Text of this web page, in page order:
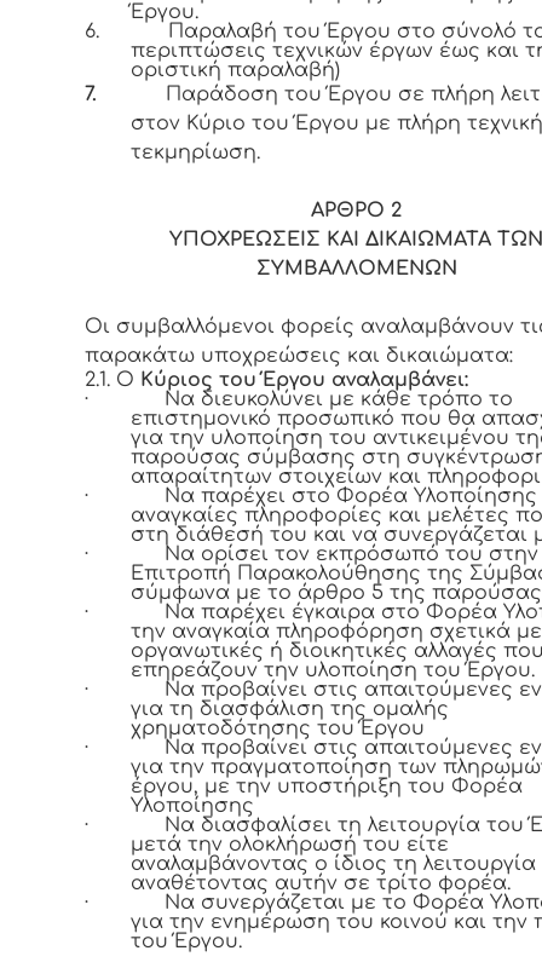
Έργου.
6.
Παραλαβή του Έργου στο σύνολό
περιπτώσεις τεχνικών έργων έως και
οριστική παραλαβή)
7.
Παράδοση του Έργου σε πλήρη
στον Κύριο του Έργου με πλήρη τεχνική
τεκμηρίωση.
ΑΡΘΡΟ 2
ΥΠΟΧΡΕΩΣΕΙΣ ΚΑΙ ΔΙΚΑΙΩΜΑΤΑ
ΣΥΜΒΑΛΛΟΜΕΝΩΝ
Οι συμβαλλόμενοι φορείς αναλαμβάνουν
παρακάτω υποχρεώσεις και δικαιώματα:
2.1. Ο Κύριος του Έργου αναλαμβάνει:
·
Να διευκολύνει με κάθε τρόπο το
επιστημονικό προσωπικό που θα
για την υλοποίηση του αντικειμένου
παρούσας σύμβασης στη
απαραίτητων στοιχείων και
·
Να παρέχει στο Φορέα Υλοποίησης
αναγκαίες πληροφορίες και μελέτες
στη διάθεσή του και να συνεργάζεται
·
Να ορίσει τον εκπρόσωπό του στην
Επιτροπή Παρακολούθησης της
σύμφωνα με το άρθρο 5 της
·
Να παρέχει έγκαιρα στο Φορέα
την αναγκαία πληροφόρηση σχετικά με
οργανωτικές ή διοικητικές αλλαγές
επηρεάζουν την υλοποίηση του Έργου.
·
Να προβαίνει στις απαιτούμενες
για τη διασφάλιση της ομαλής
χρηματοδότησης του Έργου
·
Να προβαίνει στις απαιτούμενες
για την πραγματοποίηση των
έργου, με την υποστήριξη του Φορέα
Υλοποίησης
·
Να διασφαλίσει τη λειτουργία του
μετά την ολοκλήρωσή του είτε
αναλαμβάνοντας ο ίδιος τη λειτουργία
αναθέτοντας αυτήν σε τρίτο φορέα.
·
Να συνεργάζεται με το Φορέα
για την ενημέρωση του κοινού και την
του Έργου.